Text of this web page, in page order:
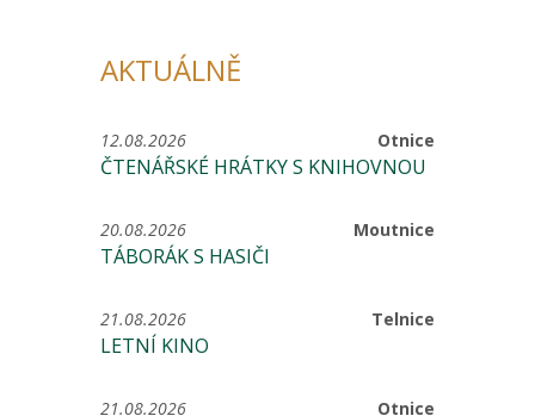
AKTUÁLNĚ
Otnice
12.08.2026
ČTENÁŘSKÉ HRÁTKY S KNIHOVNOU
Moutnice
20.08.2026
TÁBORÁK S HASIČI
Telnice
21.08.2026
LETNÍ KINO
Otnice
21.08.2026